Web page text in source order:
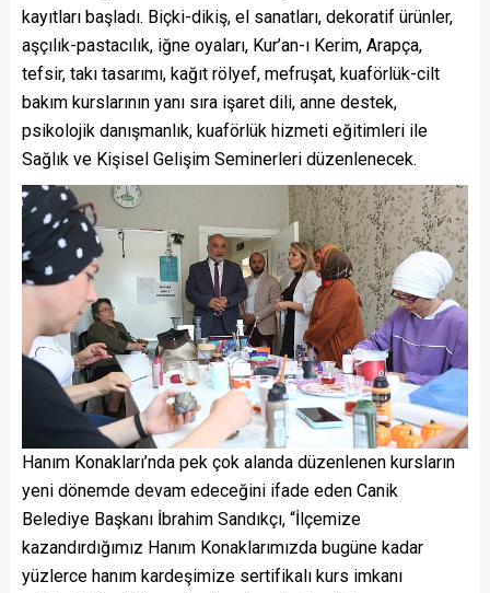
kayıtları başladı. Biçki-dikiş, el sanatları, dekoratif ürünler,
aşçılık-pastacılık, iğne oyaları, Kur’an-ı Kerim, Arapça,
tefsir, takı tasarımı, kağıt rölyef, mefruşat, kuaförlük-cilt
bakım kurslarının yanı sıra işaret dili, anne destek,
psikolojik danışmanlık, kuaförlük hizmeti eğitimleri ile
Sağlık ve Kişisel Gelişim Seminerleri düzenlenecek.
Hanım Konakları’nda pek çok alanda düzenlenen kursların
yeni dönemde devam edeceğini ifade eden Canik
Belediye Başkanı İbrahim Sandıkçı, “İlçemize
kazandırdığımız Hanım Konaklarımızda bugüne kadar
yüzlerce hanım kardeşimize sertifikalı kurs imkanı